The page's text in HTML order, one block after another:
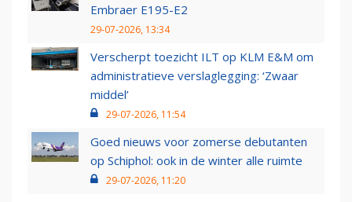
Embraer E195-E2
29-07-2026, 13:34
Verscherpt toezicht ILT op KLM E&M om
administratieve verslaglegging: ‘Zwaar
middel’
29-07-2026, 11:54
Goed nieuws voor zomerse debutanten
op Schiphol: ook in de winter alle ruimte
29-07-2026, 11:20